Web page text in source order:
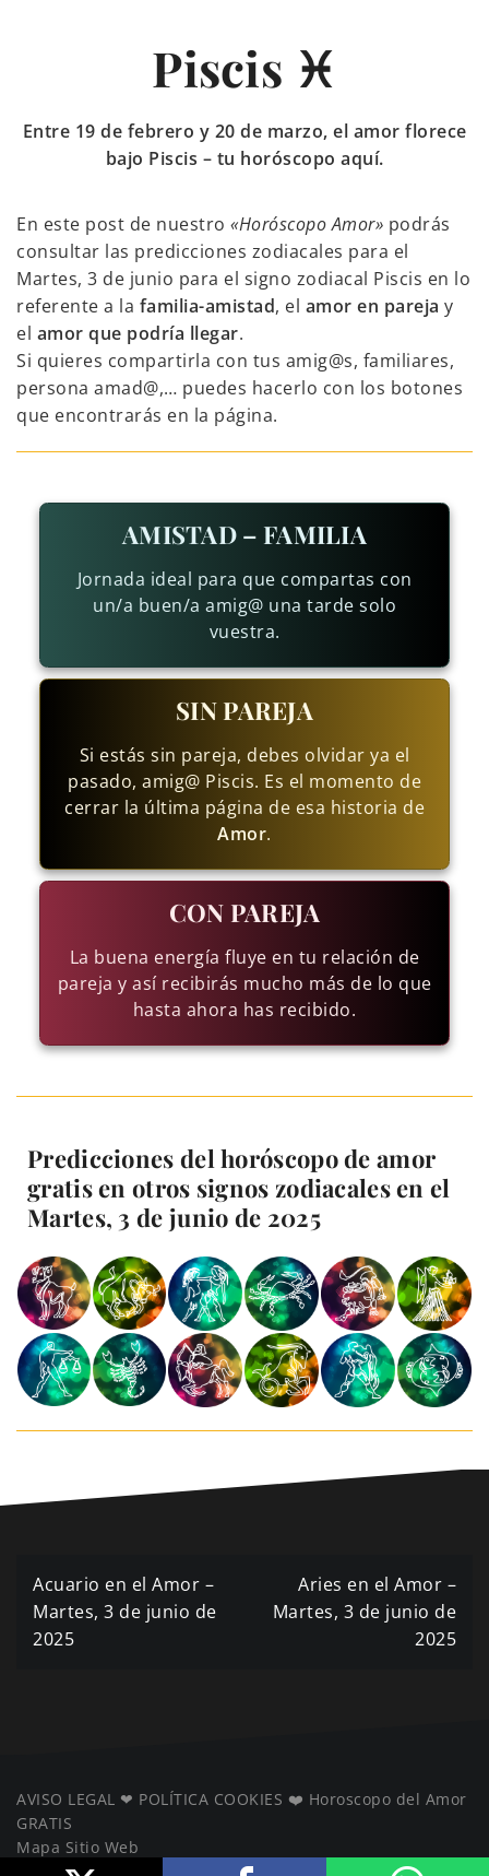
Piscis ♓
Entre 19 de febrero y 20 de marzo, el amor florece
bajo Piscis – tu horóscopo aquí.
En este post de nuestro «Horóscopo Amor» podrás
consultar las predicciones zodiacales para el
Martes, 3 de junio para el signo zodiacal Piscis en lo
referente a la familia-amistad, el amor en pareja y
el amor que podría llegar.
Si quieres compartirla con tus amig@s, familiares,
persona amad@,… puedes hacerlo con los botones
que encontrarás en la página.
AMISTAD – FAMILIA
Jornada ideal para que compartas con
un/a buen/a amig@ una tarde solo
vuestra.
SIN PAREJA
Si estás sin pareja, debes olvidar ya el
pasado, amig@ Piscis. Es el momento de
cerrar la última página de esa historia de
Amor.
CON PAREJA
La buena energía fluye en tu relación de
pareja y así recibirás mucho más de lo que
hasta ahora has recibido.
Predicciones del horóscopo de amor
gratis en otros signos zodiacales en el
Martes, 3 de junio de 2025
Navegación
de
Acuario en el Amor –
Martes, 3 de junio de
2025
Aries en el Amor –
Martes, 3 de junio de
2025
AVISO LEGAL ❤ ️ POLÍTICA COOKIES ❤️ Horoscopo del Amor
GRATIS
Mapa Sitio Web